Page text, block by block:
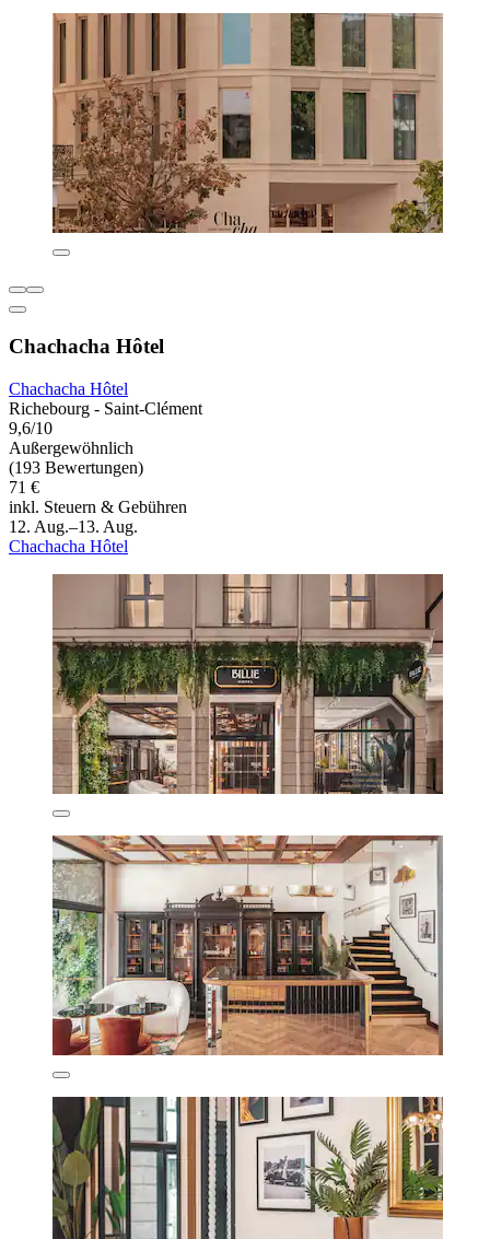
Chachacha Hôtel
Chachacha Hôtel
Richebourg - Saint-Clément
9,6/10
Außergewöhnlich
(193 Bewertungen)
71 €
inkl. Steuern & Gebühren
12. Aug.–13. Aug.
Chachacha Hôtel